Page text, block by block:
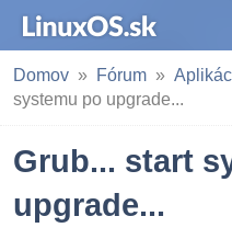
Domov Fórum
systemu po upgrade...
Grub... start
upgrade...